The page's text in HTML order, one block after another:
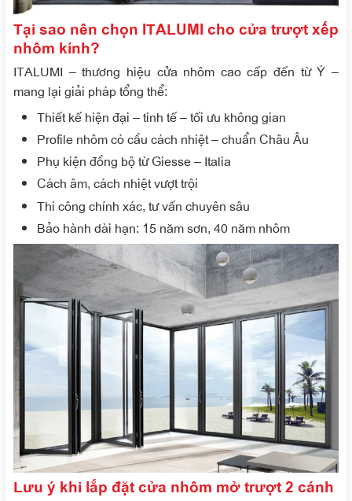
Tại sao nên chọn ITALUMI cho cửa trượt xếp
nhôm kính?
ITALUMI – thương hiệu cửa nhôm cao cấp đến từ Ý –
mang lại giải pháp tổng thể:
Thiết kế hiện đại – tinh tế – tối ưu không gian
Profile nhôm có cầu cách nhiệt – chuẩn Châu Âu
Phụ kiện đồng bộ từ Giesse – Italia
Cách âm, cách nhiệt vượt trội
Thi công chính xác, tư vấn chuyên sâu
Bảo hành dài hạn: 15 năm sơn, 40 năm nhôm
Lưu ý khi lắp đặt cửa nhôm mở trượt 2 cánh